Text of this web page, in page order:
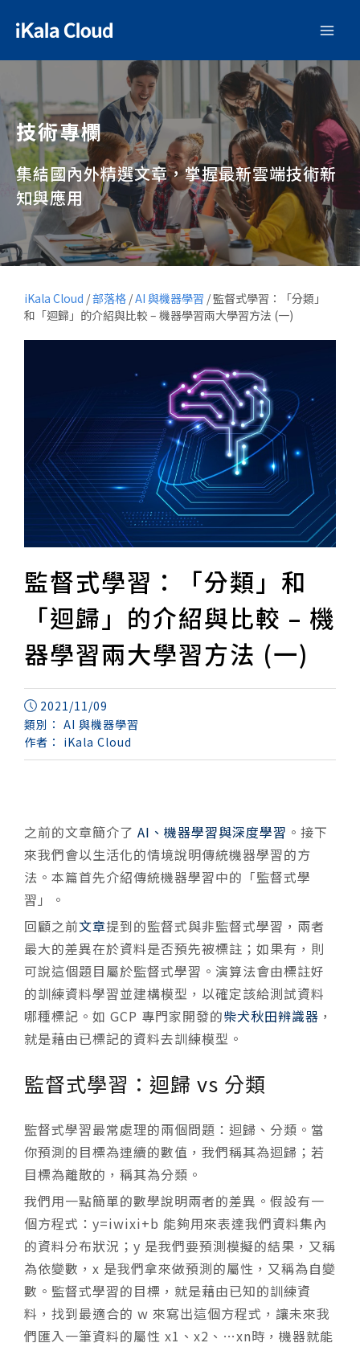
技術專欄
集結國內外精選文章，掌握最新雲端技術新
知與應用
iKala Cloud /部落格 /AI 與機器學習 /監督式學習：「分類」
和「迴歸」的介紹與比較 – 機器學習兩大學習方法 (一)
監督式學習：「分類」和
「迴歸」的介紹與比較 – 機
器學習兩大學習方法 (一)
2021/11/09
類別： AI 與機器學習
作者： iKala Cloud
之前的文章簡介了 AI、機器學習與深度學習 。接下
來我們會以生活化的情境說明傳統機器學習的方
法。本篇首先介紹傳統機器學習中的「監督式學
習」。
回顧之前文章提到的監督式與非監督式學習，兩者
最大的差異在於資料是否預先被標註；如果有，則
可說這個題目屬於監督式學習。演算法會由標註好
的訓練資料學習並建構模型，以確定該給測試資料
哪種標記。如 GCP 專門家開發的柴犬秋田辨識器 ，
就是藉由已標記的資料去訓練模型。
監督式學習：迴歸 vs 分類
監督式學習最常處理的兩個問題：迴歸、分類。當
你預測的目標為連續的數值，我們稱其為迴歸；若
目標為離散的，稱其為分類。
我們用一點簡單的數學說明兩者的差異。假設有一
個方程式： y=iwixi+b 能夠用來表達我們資料集內
的資料分布狀況；y 是我們要預測模擬的結果，又稱
為依變數，x 是我們拿來做預測的屬性，又稱為自變
數。監督式學習的目標，就是藉由已知的訓練資
料，找到最適合的 w 來寫出這個方程式，讓未來我
們匯入一筆資料的屬性 x1 、x2 、…xn時，機器就能